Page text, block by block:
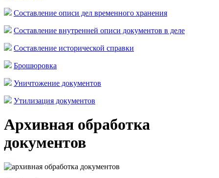
Составление описи дел временного хранения
Составление внутренней описи документов в деле
Составление исторической справки
Брошюровка
Уничтожение документов
Утилизация документов
Архивная обработка
документов